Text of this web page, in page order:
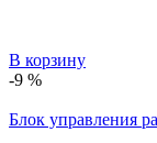
В корзину
-9 %
Блок управления